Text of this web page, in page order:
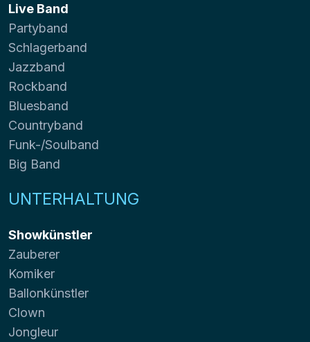
Live Band
Partyband
Schlagerband
Jazzband
Rockband
Bluesband
Countryband
Funk-/Soulband
Big Band
UNTERHALTUNG
Showkünstler
Zauberer
Komiker
Ballonkünstler
Clown
Jongleur